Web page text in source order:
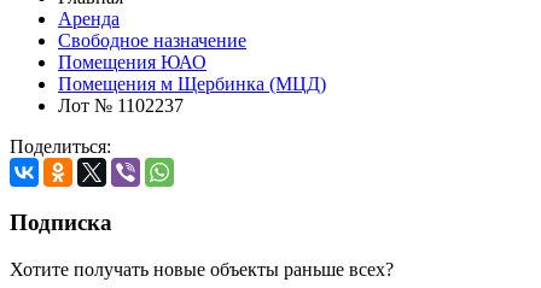
Аренда
Свободное назначение
Помещения ЮАО
Помещения м Щербинка (МЦД)
Лот № 1102237
Поделиться:
Подписка
Хотите получать новые объекты раньше всех?